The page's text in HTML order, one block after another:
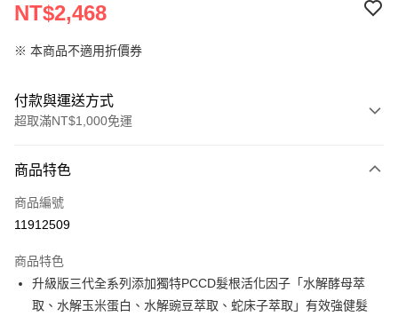
NT$2,468
※ 本商品不適用折價券
付款與運送方式
超取滿NT$1,000免運
信用卡一次付款
信用卡分期付款
合作金庫商業銀行
華南商業銀行
彰化商業銀行
上海商業儲蓄銀行
台北富邦商業銀行
超商取貨付款
LINE Pay
商品特色
商品編號
11912509
商品特色
升級版三代全系列添加獨特PCCD髮根活化因子「水解酵母萃
取、水解玉米蛋白、水解豌豆萃取、蛇床子萃取」有效強健髮